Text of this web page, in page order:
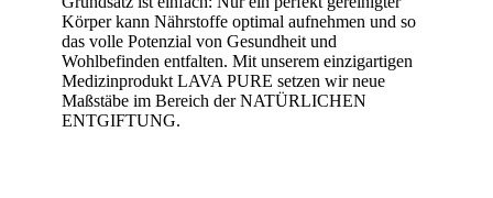
Körper kann Nährstoffe optimal aufnehmen und so
das volle Potenzial von Gesundheit und
Wohlbefinden entfalten. Mit unserem einzigartigen
Medizinprodukt LAVA PURE setzen wir neue
Maßstäbe im Bereich der NATÜRLICHEN
ENTGIFTUNG.